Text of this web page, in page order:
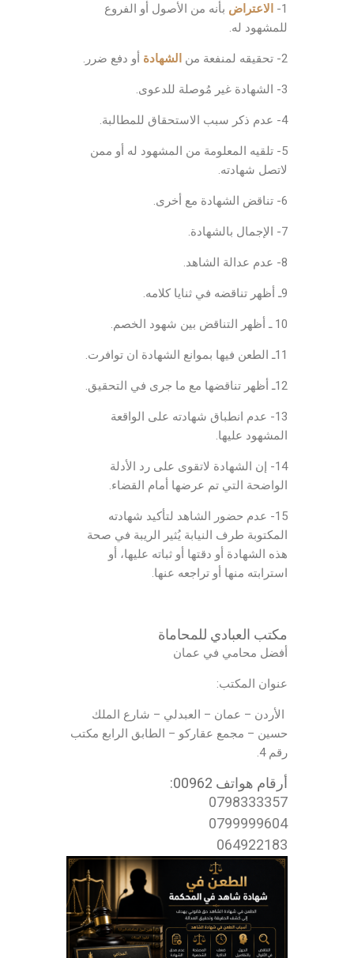
1- الاعتراض بأنه من الأصول أو الفروع
للمشهود له.
2- تحقيقه لمنفعة من الشهادة أو دفع ضرر.
3- الشهادة غير مُوصلة للدعوى.
4- عدم ذكر سبب الاستحقاق للمطالبة.
5- تلقيه المعلومة من المشهود له أو ممن
لاتصل شهادته.
6- تناقض الشهادة مع أخرى.
7- الإجمال بالشهادة.
8- عدم عدالة الشاهد.
9ـ أظهر تناقضه في ثنايا كلامه.
10 ـ أظهر التناقض بين شهود الخصم.
11ـ الطعن فيها بموانع الشهادة ان توافرت.
12ـ أظهر تناقضها مع ما جرى في التحقيق.
13- عدم انطباق شهادته على الواقعة
المشهود عليها.
14- إن الشهادة لاتقوى على رد الأدلة
الواضحة التي تم عرضها أمام القضاء.
15- عدم حضور الشاهد لتأكيد شهادته
المكتوبة طرف النيابة يُثير الريبة في صحة
هذه الشهادة أو دقتها أو ثباته عليها، أو
استرابته منها أو تراجعه عنها.
مكتب العبادي للمحاماة
أفضل محامي في عمان
عنوان المكتب:
الأردن – عمان – العبدلي – شارع الملك
حسين – مجمع عقاركو – الطابق الرابع مكتب
رقم 4.
أرقام هواتف 00962:
0798333357
0799999604
064922183